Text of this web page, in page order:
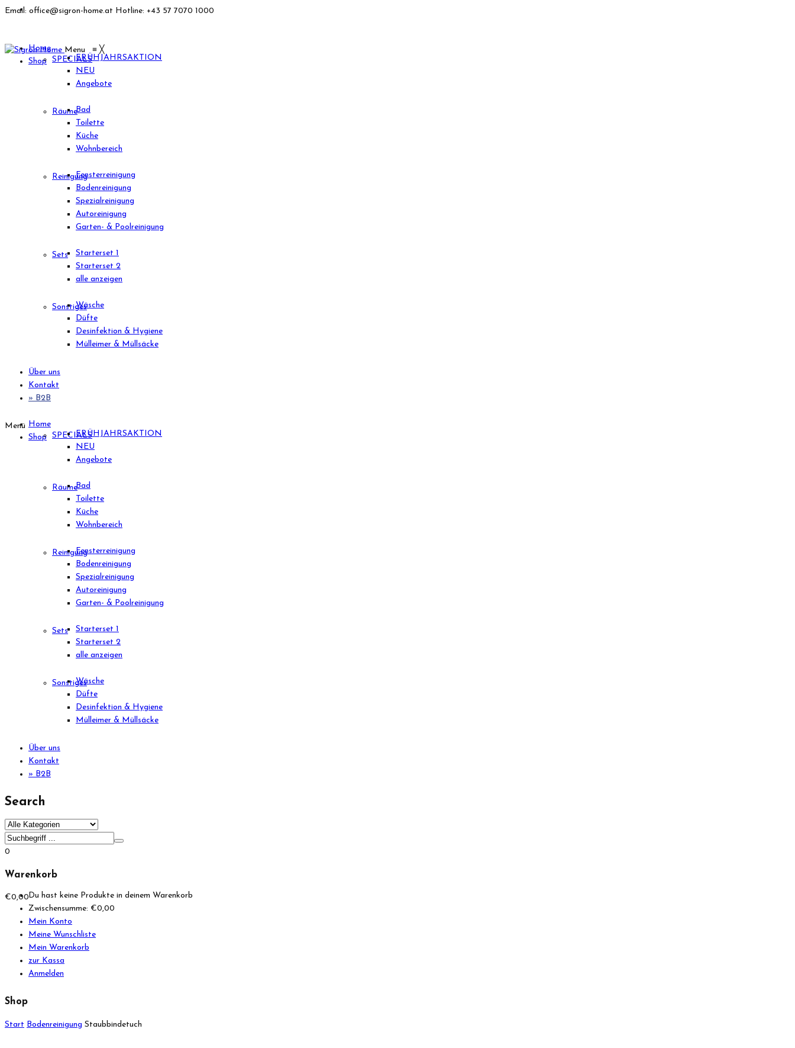
Email: office@sigron-home.at Hotline: +43 57 7070 1000
Menu ≡ ╳
Home
Shop SPECIALSFRÜHJAHRSAKTION
NEU
Angebote
RäumeBad
Toilette
Küche
Wohnbereich
ReinigungFensterreinigung
Bodenreinigung
Spezialreinigung
Autoreinigung
Garten- & Poolreinigung
Sets
Starterset 1
Starterset 2
alle anzeigen
SonstigesWäsche
Düfte
Desinfektion & Hygiene
Mülleimer & Müllsäcke
Über uns
Kontakt
» B2B
Menü Home
Shop SPECIALSFRÜHJAHRSAKTION
NEU
Angebote
RäumeBad
Toilette
Küche
Wohnbereich
ReinigungFensterreinigung
Bodenreinigung
Spezialreinigung
Autoreinigung
Garten- & Poolreinigung
Sets
Starterset 1
Starterset 2
alle anzeigen
SonstigesWäsche
Düfte
Desinfektion & Hygiene
Mülleimer & Müllsäcke
Über uns
Kontakt
» B2B
Search
0
Warenkorb
€0,00Du hast keine Produkte in deinem Warenkorb
Zwischensumme: €0,00
Mein Konto
Meine Wunschliste
Mein Warenkorb
zur Kassa
Anmelden
Shop
Start Bodenreinigung Staubbindetuch